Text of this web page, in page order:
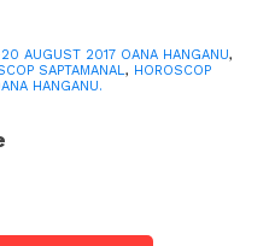
AUGUST 2017 OANA HANGANU,
SAPTAMANAL, HOROSCOP
HANGANU.